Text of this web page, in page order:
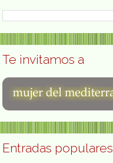
Te invitamos a
Entradas populares